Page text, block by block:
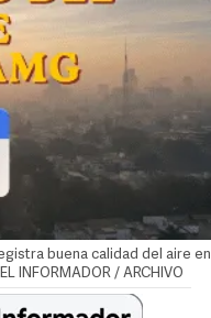
buena calidad del aire en
INFORMADOR / ARCHIVO